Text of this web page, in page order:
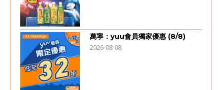
萬寧：yuu會員獨家優惠 (8/8)
2026-08-08